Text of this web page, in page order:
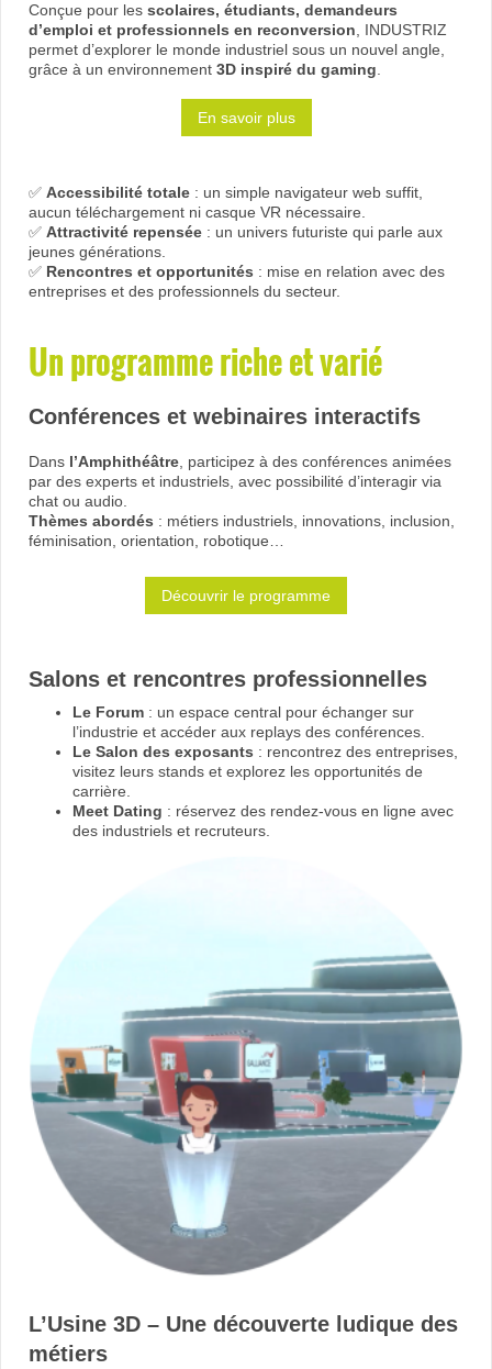
Conçue pour les scolaires, étudiants, demandeurs
d’emploi et professionnels en reconversion , INDUSTRIZ
permet d’explorer le monde industriel sous un nouvel angle,
grâce à un environnement 3D inspiré du gaming
En savoir plus
✅ Accessibilité totale : un simple navigateur web suffit,
aucun téléchargement ni casque VR nécessaire.
✅ Attractivité repensée : un univers futuriste qui parle aux
jeunes générations.
✅ Rencontres et opportunités : mise en relation avec des
entreprises et des professionnels du secteur.
Un programme riche et varié
Conférences et webinaires interactifs
Dans l’Amphithéâtre , participez à des conférences animées
par des experts et industriels, avec possibilité d’interagir via
chat ou audio.
Thèmes abordés : métiers industriels, innovations, inclusion,
féminisation, orientation, robotique…
Découvrir le programme
Salons et rencontres professionnelles
Le Forum : un espace central pour échanger sur
l’industrie et accéder aux replays des conférences.
Le Salon des exposants : rencontrez des entreprises,
visitez leurs stands et explorez les opportunités de
carrière.
Meet Dating : réservez des rendez-vous en ligne avec
des industriels et recruteurs.
L’Usine 3D – Une découverte ludique des
métiers